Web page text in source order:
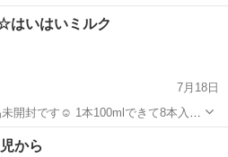
ベビー用品 ほほえみ
はいはいミルク
7月18日
開封です☺️ 1本100mlできて8本入り
がでしょうか🤲 賞味期限が2023.8に
ベビー用品
から